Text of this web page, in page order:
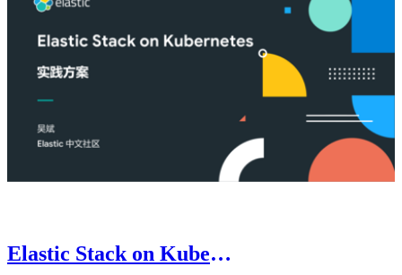
Elastic Stack on Kubernetes 实践方案